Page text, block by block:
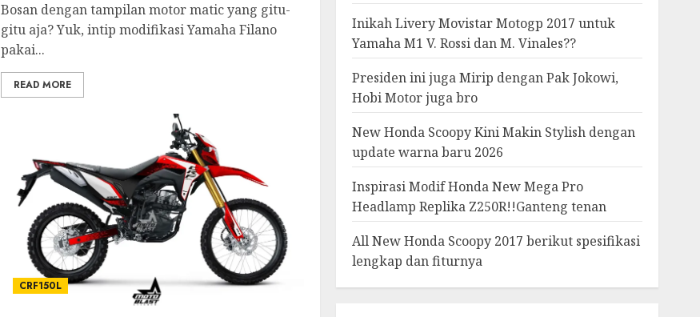
Bosan dengan tampilan motor matic yang gitu-
gitu aja? Yuk, intip modifikasi Yamaha Filano
pakai...
READ MORE
CRF150L
Inikah Livery Movistar Motogp 2017 untuk
Yamaha M1 V. Rossi dan M. Vinales??
Presiden ini juga Mirip dengan Pak Jokowi,
Hobi Motor juga bro
New Honda Scoopy Kini Makin Stylish dengan
update warna baru 2026
Inspirasi Modif Honda New Mega Pro
Headlamp Replika Z250R!!Ganteng tenan
All New Honda Scoopy 2017 berikut spesifikasi
lengkap dan fiturnya